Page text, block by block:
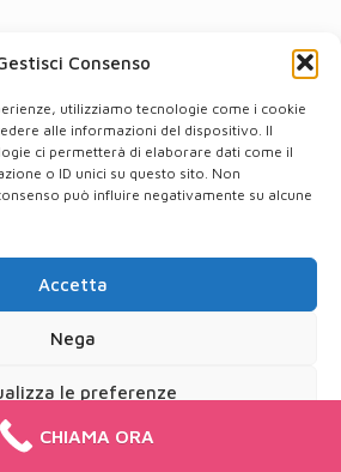
Consenso
utilizziamo tecnologie come i cookie
alle informazioni del dispositivo. Il
ci permetterà di elaborare dati come il
o ID unici su questo sito. Non
può influire negativamente su alcune
Accetta
Nega
le preferenze
PolicyPrivacy Policy
CHIAMA ORA